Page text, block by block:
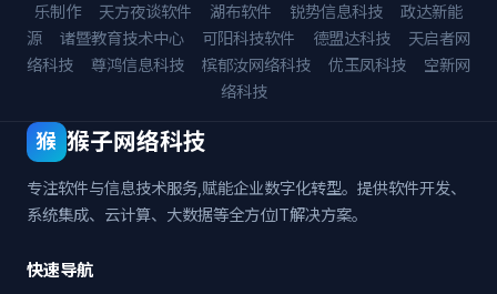
乐制作
天方夜谈软件 湖布软件 锐势信息科技
政达新能
源
诸暨教育技术中心 可阳科技软件 德盟达科技
天启者网
络科技
尊鸿信息科技 槟郁汝网络科技 优玉凤科技
空新网
络科技
猴 猴子网络科技
专注软件与信息技术服务,赋能企业数字化转型。提供软件开发、
系统集成、云计算、大数据等全方位IT解决方案。
快速导航